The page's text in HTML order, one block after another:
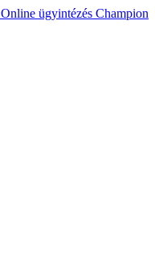
Online ügyintézés Champion